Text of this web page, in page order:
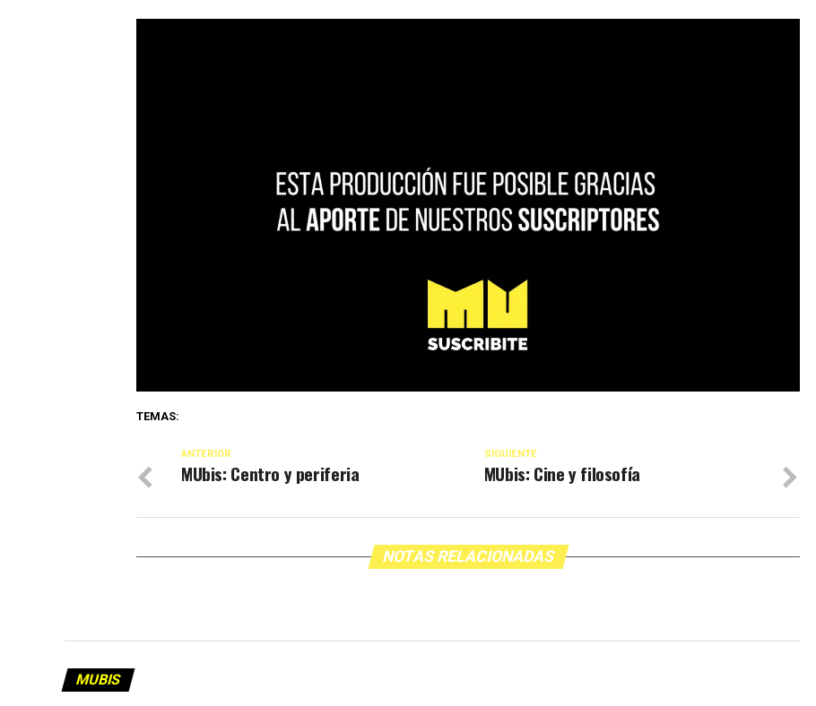
TEMAS:
SIGUIENTE
MUbis: Cine y filosofía
ANTERIOR
MUbis: Centro y periferia
NOTAS RELACIONADAS
MUBIS